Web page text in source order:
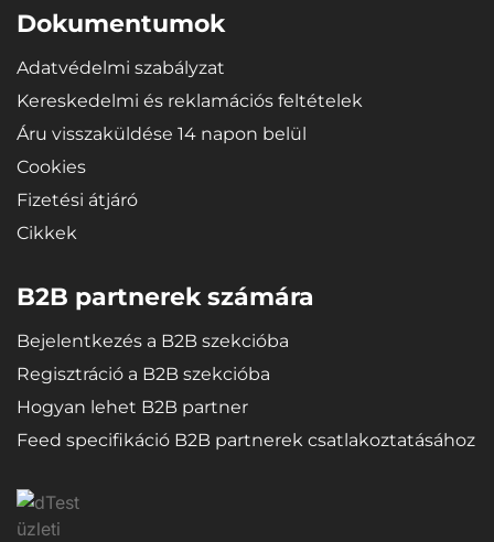
Dokumentumok
Adatvédelmi szabályzat
Kereskedelmi és reklamációs feltételek
Áru visszaküldése 14 napon belül
Cookies
Fizetési átjáró
Cikkek
B2B partnerek számára
Bejelentkezés a B2B szekcióba
Regisztráció a B2B szekcióba
Hogyan lehet B2B partner
Feed specifikáció B2B partnerek csatlakoztatásához